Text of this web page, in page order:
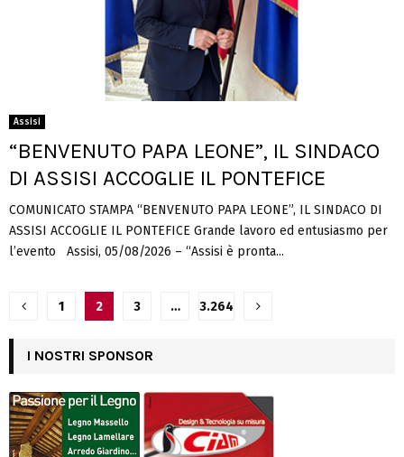
Assisi
“BENVENUTO PAPA LEONE”, IL SINDACO
DI ASSISI ACCOGLIE IL PONTEFICE
COMUNICATO STAMPA “BENVENUTO PAPA LEONE”, IL SINDACO DI
ASSISI ACCOGLIE IL PONTEFICE Grande lavoro ed entusiasmo per
l’evento Assisi, 05/08/2026 – “Assisi è pronta...
Navigazione
articoli
1 2 3 … 3.264
I NOSTRI SPONSOR